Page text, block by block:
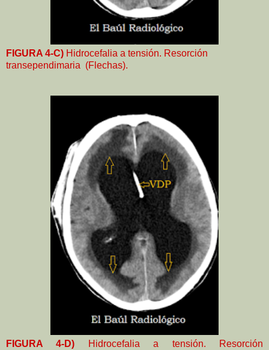
FIGURA 4-C) Hidrocefalia a tensión. Resorción
transependimaria (Flechas).
FIGURA 4-D)
Hidrocefalia a tensión. Resorción